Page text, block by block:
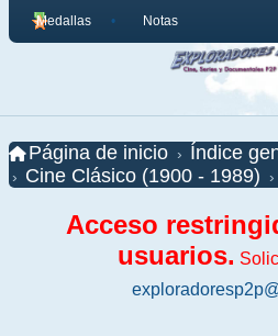
Medallas Notas
Página de inicio Índice
Cine Clásico (1900 - 1989)
Acceso
usuarios.